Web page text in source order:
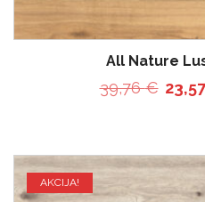
All Nature
39,76€
AKCIJA!